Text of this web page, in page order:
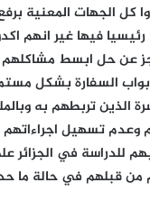
كل الجهات المعنية
رئيسيا فيها غير انهم
عن حل ابسط مشاكلهم
السفارة بشكل
الذين تربطهم به
تسهيل اجراءاتهم
للدراسة في
من قبلهم في حالة ما